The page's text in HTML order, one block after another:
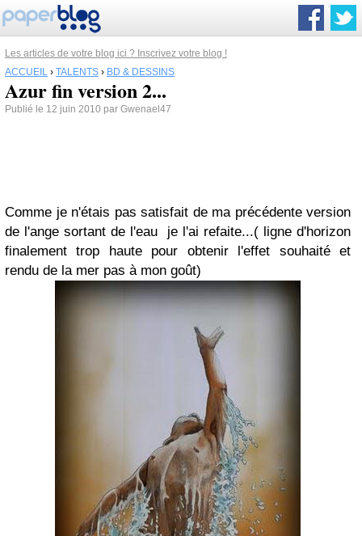
Les articles de votre blog ici ? Inscrivez votre blog !
ACCUEIL › TALENTS › BD & DESSINS
Azur fin version 2...
Publié le 12 juin 2010 par Gwenael47
Comme je n'étais pas satisfait de ma précédente version
de l'ange sortant de l'eau je l'ai refaite...( ligne d'horizon
finalement trop haute pour obtenir l'effet souhaité et
rendu de la mer pas à mon goût)